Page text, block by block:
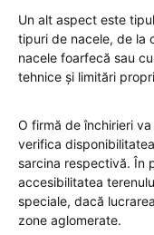
Un alt aspect este
tipuri de nacele, de la
nacele foarfecă sau
tehnice și limitări
O firmă de închirieri
verifica
sarcina respectivă. În
accesibilitatea
speciale, dacă
zone aglomerate.